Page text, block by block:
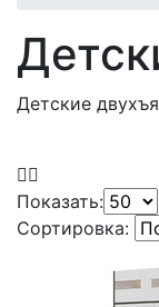
Детские
Показать:
Сортировка: